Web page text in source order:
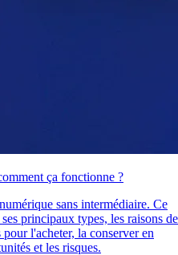
ça fonctionne ?
sans intermédiaire. Ce
principaux types, les raisons de
l'acheter, la conserver en
et les risques.